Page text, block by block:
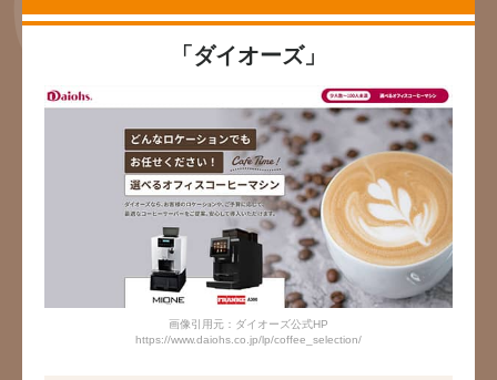
「ダイオーズ」
画像引用元：ダイオーズ公式HP
https://www.daiohs.co.jp/lp/coffee_selection/